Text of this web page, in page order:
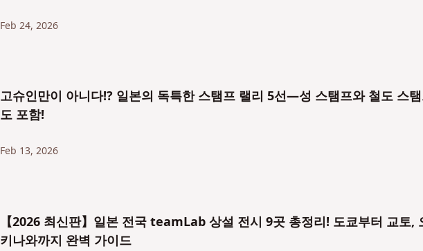
Feb 24, 2026
고슈인만이 아니다!? 일본의 독특한 스탬프 랠리 5선—성 스탬프와 철도 스
도 포함!
Feb 13, 2026
【2026 최신판】일본 전국 teamLab 상설 전시 9곳 총정리! 도쿄부터 교토,
키나와까지 완벽 가이드